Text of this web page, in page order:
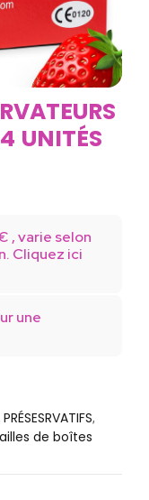
UNITÉS
, varie selon
Cliquez ici
une
PRÉSESRVATIFS,
de boîtes